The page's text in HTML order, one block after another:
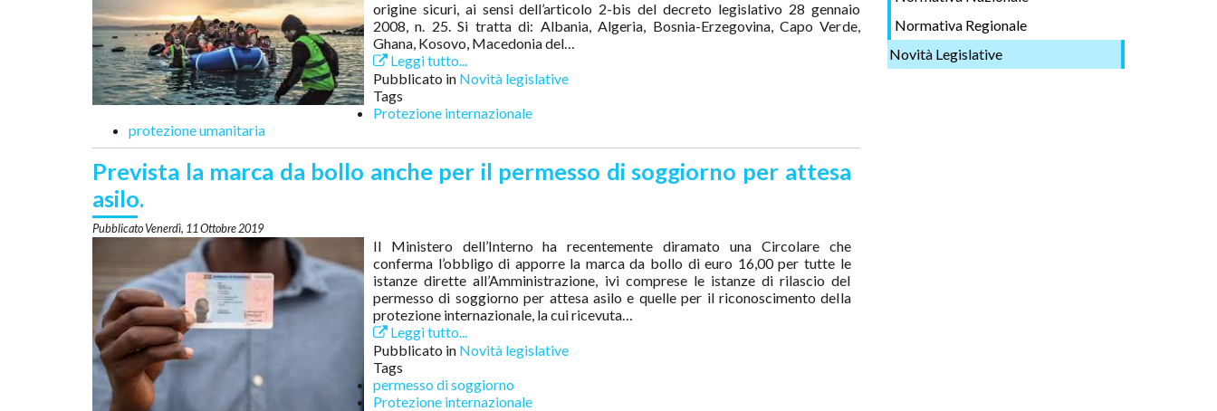
origine sicuri, ai sensi dell’articolo 2-bis del decreto legislativo 28 gennaio
2008, n. 25. Si tratta di: Albania, Algeria, Bosnia-Erzegovina, Capo Verde,
Ghana, Kosovo, Macedonia del…
Leggi tutto...
Pubblicato in Novità legislative
Tags
Protezione internazionale
protezione umanitaria
Prevista la marca da bollo anche per il permesso di soggiorno per attesa
asilo.
Venerdì, 11 Ottobre 2019
Il Ministero dell’Interno ha recentemente diramato una Circolare che
conferma l’obbligo di apporre la marca da bollo di euro 16,00 per tutte le
istanze dirette all’Amministrazione, ivi comprese le istanze di rilascio del
permesso di soggiorno per attesa asilo e quelle per il riconoscimento della
protezione internazionale, la cui ricevuta…
Leggi tutto...
Pubblicato in Novità legislative
Tags
permesso di soggiorno
Protezione internazionale
Normativa Regionale
Novità Legislative